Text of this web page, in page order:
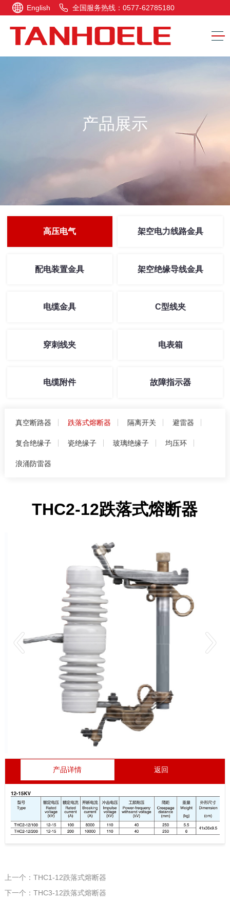
English 全国服务热线：0577-62785180
产品展示
高压电气 架空电力线路金具
配电装置金具 架空绝缘导线金具
电缆金具 C型线夹
穿刺线夹 电表箱
电缆附件 故障指示器
真空断路器 跌落式熔断器 隔离开关 避雷器
复合绝缘子 瓷绝缘子 玻璃绝缘子 均压环
浪涌防雷器
THC2-12跌落式熔断器
产品详情 返回
上一个：THC1-12跌落式熔断器
下一个：THC3-12跌落式熔断器